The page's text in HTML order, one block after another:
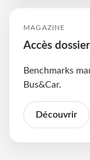
MAGAZINE
Accès
Benchmarks
Bus&Car.
Découvrir